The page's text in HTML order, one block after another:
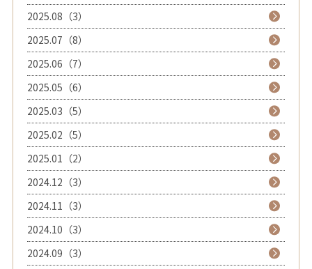
2025.08（3）
2025.07（8）
2025.06（7）
2025.05（6）
2025.03（5）
2025.02（5）
2025.01（2）
2024.12（3）
2024.11（3）
2024.10（3）
2024.09（3）